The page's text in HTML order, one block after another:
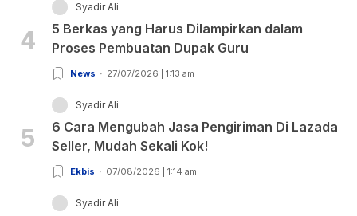
4
Syadir Ali
5 Berkas yang Harus Dilampirkan dalam
Proses Pembuatan Dupak Guru
News 27/07/2026 | 1:13 am
5
Syadir Ali
6 Cara Mengubah Jasa Pengiriman Di Lazada
Seller, Mudah Sekali Kok!
Ekbis 07/08/2026 | 1:14 am
Syadir Ali